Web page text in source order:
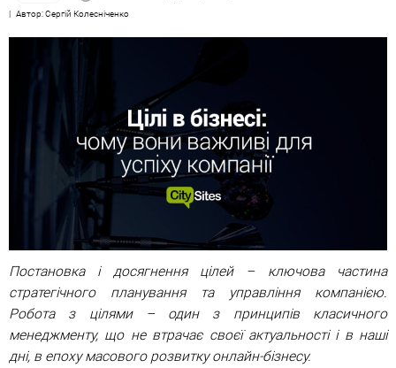
Автор: Сергій Колесніченко
Постановка і досягнення цілей – ключова частина
стратегічного планування та управління компанією.
Робота з цілями – один з принципів класичного
менеджменту, що не втрачає своєї актуальності і в наші
дні, в епоху масового розвитку онлайн-бізнесу.